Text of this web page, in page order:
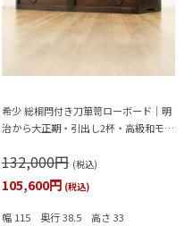
希少 総桐閂付き刀箪笥ローボード｜明
治から大正期・引出し2杯・高級和モダ
132,000円 (税込)
105,600円 (税込)
幅 115 奥行 38.5 高さ 33